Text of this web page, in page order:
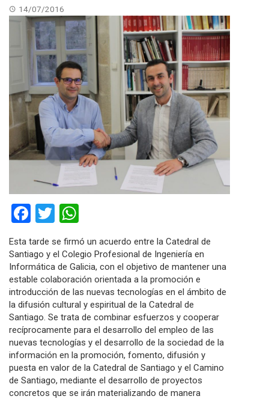
14/07/2016
Facebook
Twitter
Esta tarde se firmó un acuerdo entre la Catedral de
Santiago y el Colegio Profesional de Ingeniería en
Informática de Galicia, con el objetivo de mantener una
estable colaboración orientada a la promoción e
introducción de las nuevas tecnologías en el ámbito de
la difusión cultural y espiritual de la Catedral de
Santiago. Se trata de combinar esfuerzos y cooperar
recíprocamente para el desarrollo del empleo de las
nuevas tecnologías y el desarrollo de la sociedad de la
información en la promoción, fomento, difusión y
puesta en valor de la Catedral de Santiago y el Camino
de Santiago, mediante el desarrollo de proyectos
concretos que se irán materializando de manera